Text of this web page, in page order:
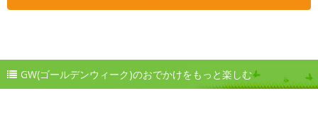
GW(ゴールデンウィーク)のおでかけをもっと楽しむ